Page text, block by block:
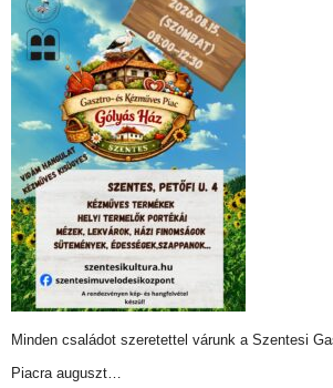
Minden családot szeretettel várunk a Szentesi
Piacra auguszt…